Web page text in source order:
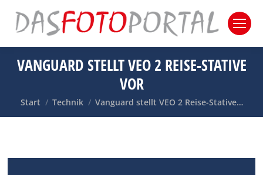
VANGUARD STELLT VEO 2 REISE-STATIVE
VOR
Sie befinden sich hier:
Start Technik Vanguard stellt VEO 2 Reise-Stative…